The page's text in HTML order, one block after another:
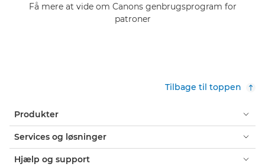
Få mere at vide om Canons genbrugsprogram for
patroner
Tilbage til toppen
Produkter
Services og løsninger
Hjælp og support